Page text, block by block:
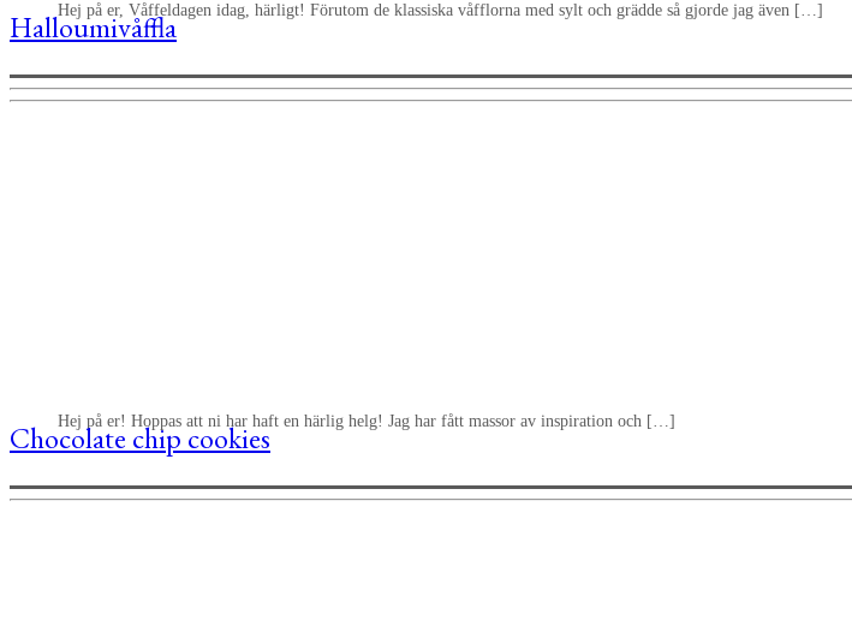
Hej på er, Våffeldagen idag, härligt! Förutom de klassiska våfflorna med sylt och grädde så gjorde jag även […]
Halloumivåffla
Hej på er! Hoppas att ni har haft en härlig helg! Jag har fått massor av inspiration och […]
Chocolate chip cookies